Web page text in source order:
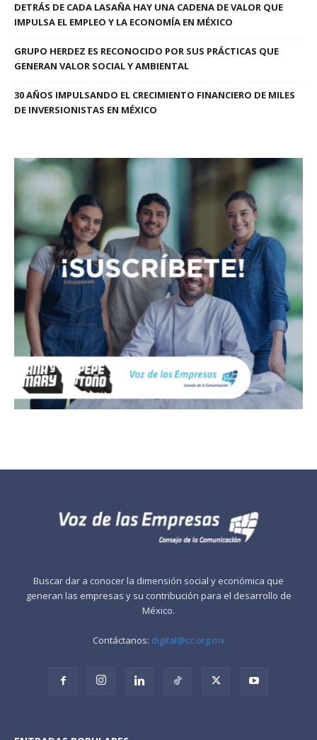
DETRÁS DE CADA LASAÑA HAY UNA CADENA DE VALOR QUE
IMPULSA EL EMPLEO Y LA ECONOMÍA EN MÉXICO
GRUPO HERDEZ ES RECONOCIDO POR SUS PRÁCTICAS QUE
GENERAN VALOR SOCIAL Y AMBIENTAL
30 AÑOS IMPULSANDO EL CRECIMIENTO FINANCIERO DE MILES
DE INVERSIONISTAS EN MÉXICO
Buscar dar a conocer la dimensión social y económica que
generan las empresas y su contribución para el desarrollo de
México.
Contáctanos: digital@cc.org.mx